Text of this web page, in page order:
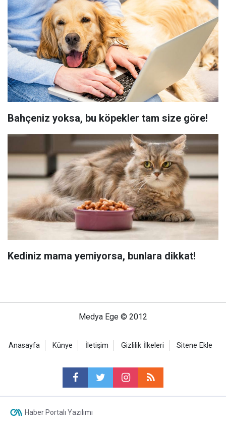
Bahçeniz yoksa, bu köpekler tam size göre!
Kediniz mama yemiyorsa, bunlara dikkat!
Medya Ege © 2012
Anasayfa Künye İletişim Gizlilik İlkeleri Sitene Ekle
Haber Portalı Yazılımı